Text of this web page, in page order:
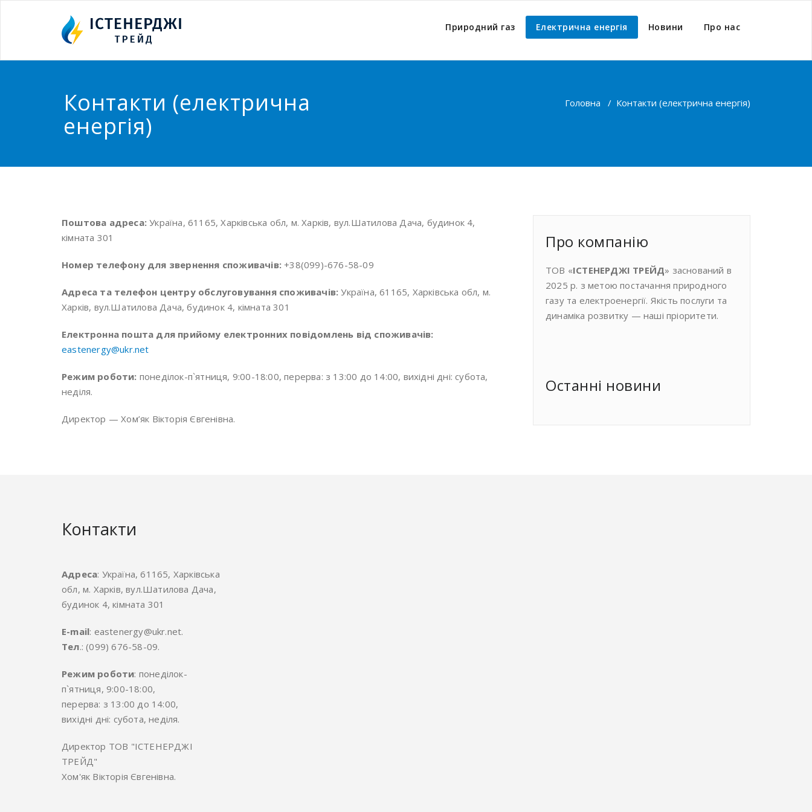
Природний газ Електрична енергія Новини Про нас
Контакти (електрична
енергія)
Головна / Контакти (електрична енергія)
Поштова адреса: Україна, 61165, Харківська обл, м. Харків, вул.Шатилова Дача, будинок 4,
кімната 301
Номер телефону для звернення споживачів: +38(099)-676-58-09
Адреса та телефон центру обслуговування споживачів: Україна, 61165, Харківська обл, м.
Харків, вул.Шатилова Дача, будинок 4, кімната 301
Електронна пошта для прийому електронних повідомлень від споживачів:
eastenergy@ukr.net
Режим роботи: понеділок-п`ятниця, 9:00-18:00, перерва: з 13:00 до 14:00, вихідні дні: субота,
неділя.
Директор — Хом’як Вікторія Євгенівна.
Про компанiю
ТОВ «ІСТЕНЕРДЖІ ТРЕЙД» заснований в
2025 р. з метою постачання природного
газу та електроенергії. Якість послуги та
динаміка розвитку — наші пріоритети.
Останнi новини
Контакти
Адреса: Україна, 61165, Харківська
обл, м. Харків, вул.Шатилова Дача,
будинок 4, кімната 301
E-mail: eastenergy@ukr.net.
Тел.: (099) 676-58-09.
Режим роботи: понеділок-
п`ятниця, 9:00-18:00,
перерва: з 13:00 до 14:00,
вихідні дні: субота, неділя.
Директор ТОВ "ІСТЕНЕРДЖІ
ТРЕЙД"
Хом'як Вікторія Євгенівна.